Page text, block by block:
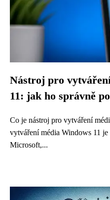
Nástroj pro
11: jak ho správně
Co je nástroj pro vytváření
vytváření média Windows 11
Microsoft,...